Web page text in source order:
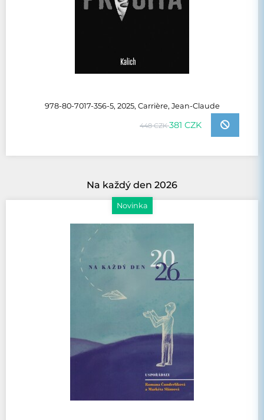
978-80-7017-356-5, 2025, Carrière, Jean-Claude
448 CZK381 CZK
Novinka
Na každý den 2026